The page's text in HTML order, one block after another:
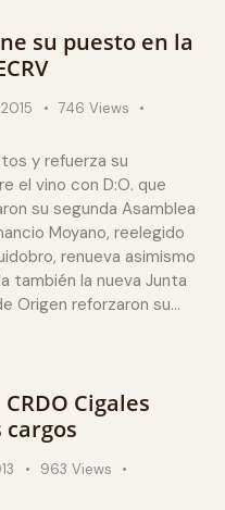
su puesto en la
746 Views
y refuerza su
el vino con D:O. que
su segunda Asamblea
Moyano, reelegido
renueva asimismo
también la nueva Junta
Origen reforzaron su…
Cigales
963 Views